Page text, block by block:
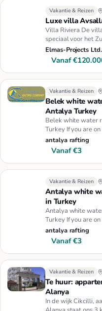
Vakantie & Reizen
Luxe villa
Villa Riviera De
speciaal voor het
voldoet aan …
Elmas-Projects
Vanaf
Vakantie & Reizen
Belek white
Antalya Turkey
Belek white water
Turkey If you are
Riviera -…
antalya rafting
Vanaf €3
Vakantie & Reizen
Antalya white
in Turkey
Antalya white
Turkey If you are
Riviera -
antalya rafting
Vanaf €3
Vakantie & Reizen
Te huur:
Alanya
In de wijk Cikcilli,